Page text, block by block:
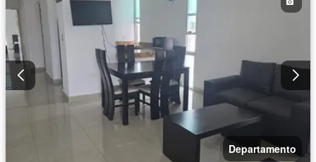
Departamento